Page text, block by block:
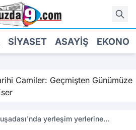
SIYASET ASAYIŞ
Camiler: Geçmişten Günümüze
yerleşim yerlerine